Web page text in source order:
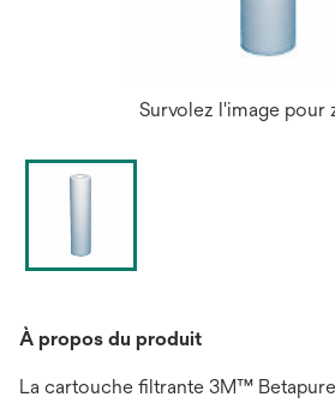
Survolez l'image pour
À propos du produit
La cartouche filtrante 3M™